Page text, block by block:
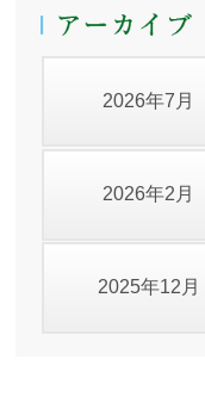
2026年7月
2026年2月
2025年12月